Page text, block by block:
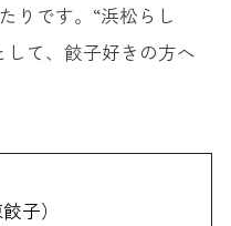
りです。“浜松らし
て、餃子好きの方へ
子）